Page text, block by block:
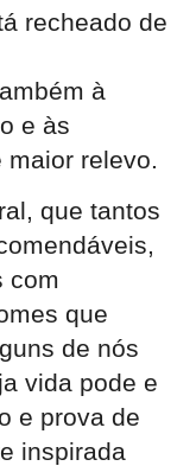
recheado de
à
e às
maior relevo.
que tantos
com
que
de nós
vida pode e
e prova de
inspirada